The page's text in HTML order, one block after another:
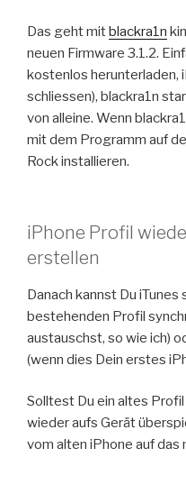
Das geht mitblackra1n
neuen Firmware 3.1.2.
kostenlos herunterladen,
schliessen), blackra1n
von alleine. Wenn
mit dem Programm auf
Rock installieren.
iPhone Profil
erstellen
Danach kannst Du
bestehenden Profil
austauschst, so wie ich)
(wenn dies Dein erstes
Solltest Du ein altes
wieder aufs Gerät
vom alten iPhone auf das